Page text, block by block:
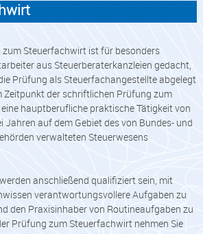
zum Steuerfachwirt ist für besonders
aus Steuerberaterkanzleien gedacht,
Prüfung als Steuerfachangestellte abgelegt
Zeitpunkt der schriftlichen Prüfung zum
hauptberufliche praktische Tätigkeit von
Jahren auf dem Gebiet des von Bundes- und
verwalteten Steuerwesens
anschließend qualifiziert sein, mit
verantwortungsvollere Aufgaben zu
den Praxisinhaber von Routineaufgaben zu
Prüfung zum Steuerfachwirt nehmen Sie